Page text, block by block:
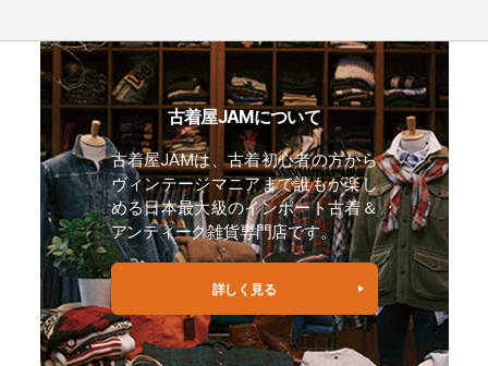
古着屋JAMについて
古着屋JAMは、古着初心者の方から
ヴィンテージマニアまで誰もが楽し
める日本最大級のインポート古着＆
アンティーク雑貨専門店です。
詳しく見る